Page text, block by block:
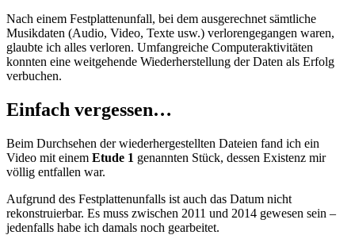
Nach einem Festplattenunfall, bei dem ausgerechnet sämtliche
Musikdaten (Audio, Video, Texte usw.) verlorengegangen waren,
glaubte ich alles verloren. Umfangreiche Computeraktivitäten
konnten eine weitgehende Wiederherstellung der Daten als Erfolg
verbuchen.
Einfach vergessen…
Beim Durchsehen der wiederhergestellten Dateien fand ich ein
Video mit einem Etude 1 genannten Stück, dessen Existenz mir
völlig entfallen war.
Aufgrund des Festplattenunfalls ist auch das Datum nicht
rekonstruierbar. Es muss zwischen 2011 und 2014 gewesen sein –
jedenfalls habe ich damals noch gearbeitet.